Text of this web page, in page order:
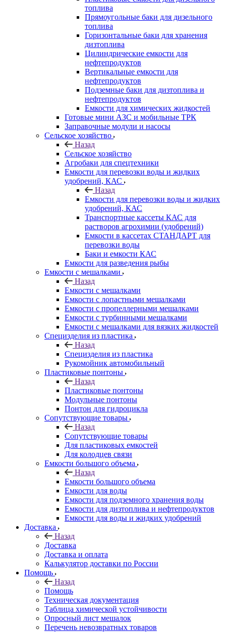
топлива
Прямоугольные баки для дизельного
топлива
Горизонтальные баки для хранения
дизтоплива
Цилиндрические емкости для
нефтепродуктов
Вертикальные емкости для
нефтепродуктов
Подземные баки для дизтоплива и
нефтепродуктов
Емкости для химических жидкостей
Готовые мини АЗС и мобильные ТРК
Заправочные модули и насосы
Сельское хозяйство
Назад
Сельское хозяйство
Агробаки для спецтехники
Емкости для перевозки воды и жидких
удобрений, КАС
Назад
Емкости для перевозки воды и жидких
удобрений, КАС
Транспортные кассеты КАС для
растворов агрохимии (удобрений)
Емкости в кассетах СТАНДАРТ для
перевозки воды
Баки и емкости КАС
Емкости для разведения рыбы
Емкости с мешалками
Назад
Емкости с мешалками
Емкости с лопастными мешалками
Емкости с пропеллерными мешалками
Емкости с турбинными мешалками
Емкости с мешалками для вязких жидкостей
Специзделия из пластика
Назад
Специзделия из пластика
Рукомойник автомобильный
Пластиковые понтоны
Назад
Пластиковые понтоны
Модульные понтоны
Понтон для гидроцикла
Сопутствующие товары
Назад
Сопутствующие товары
Для пластиковых емкостей
Для колодцев связи
Емкости большого объема
Назад
Емкости большого объема
Емкости для воды
Емкости для подземного хранения воды
Емкости для дизтоплива и нефтепродуктов
Емкости для воды и жидких удобрений
Доставка
Назад
Доставка
Доставка и оплата
Калькулятор доставки по России
Помощь
Назад
Помощь
Техническая документация
Таблица химической устойчивости
Опросный лист мешалок
Перечень невозвратных товаров